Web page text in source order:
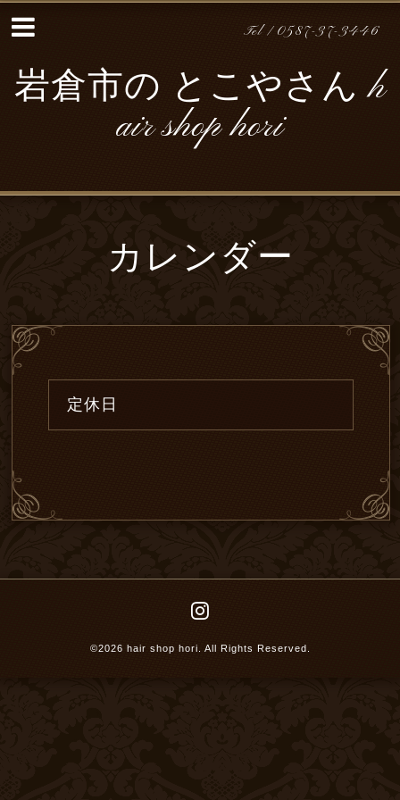
Tel / 0587-37-3446
岩倉市の とこやさん h
air shop hori
カレンダー
定休日
©2026 hair shop hori . All Rights Reserved.